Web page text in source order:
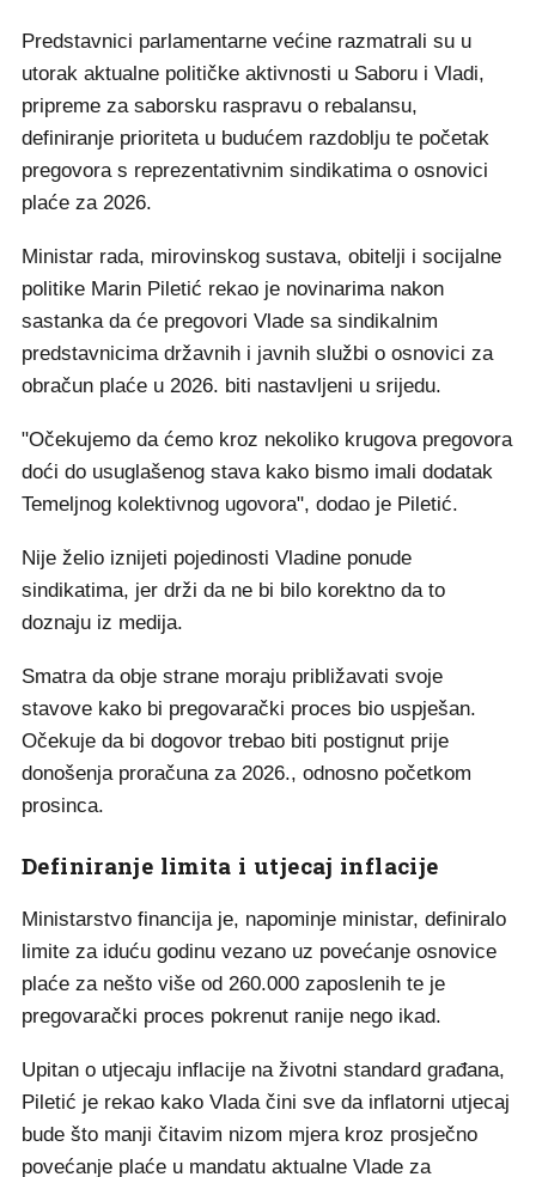
Predstavnici parlamentarne većine razmatrali su u
utorak aktualne političke aktivnosti u Saboru i Vladi,
pripreme za saborsku raspravu o rebalansu,
definiranje prioriteta u budućem razdoblju te početak
pregovora s reprezentativnim sindikatima o osnovici
plaće za 2026.
Ministar rada, mirovinskog sustava, obitelji i socijalne
politike Marin Piletić rekao je novinarima nakon
sastanka da će pregovori Vlade sa sindikalnim
predstavnicima državnih i javnih službi o osnovici za
obračun plaće u 2026. biti nastavljeni u srijedu.
"Očekujemo da ćemo kroz nekoliko krugova pregovora
doći do usuglašenog stava kako bismo imali dodatak
Temeljnog kolektivnog ugovora", dodao je Piletić.
Nije želio iznijeti pojedinosti Vladine ponude
sindikatima, jer drži da ne bi bilo korektno da to
doznaju iz medija.
Smatra da obje strane moraju približavati svoje
stavove kako bi pregovarački proces bio uspješan.
Očekuje da bi dogovor trebao biti postignut prije
donošenja proračuna za 2026., odnosno početkom
prosinca.
Definiranje limita i utjecaj inflacije
Ministarstvo financija je, napominje ministar, definiralo
limite za iduću godinu vezano uz povećanje osnovice
plaće za nešto više od 260.000 zaposlenih te je
pregovarački proces pokrenut ranije nego ikad.
Upitan o utjecaju inflacije na životni standard građana,
Piletić je rekao kako Vlada čini sve da inflatorni utjecaj
bude što manji čitavim nizom mjera kroz prosječno
povećanje plaće u mandatu aktualne Vlade za